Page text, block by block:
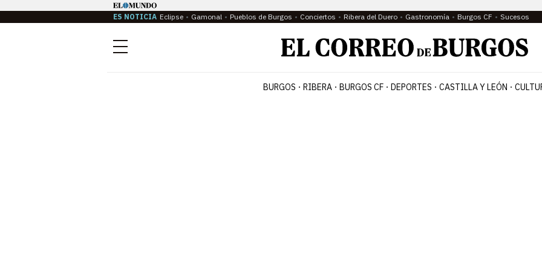
ES NOTICIA Eclipse Gamonal Pueblos de Burgos Conciertos Ribera del Duero Gastronomía Burgos CF Sucesos
Menú
BURGOS RIBERA BURGOS CF DEPORTES CASTILLA Y LEÓN